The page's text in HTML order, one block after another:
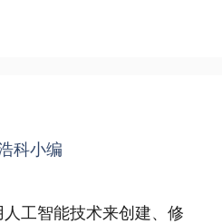
科小编
工智能技术来创建、修